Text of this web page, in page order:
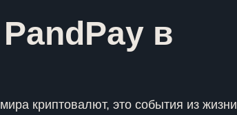
в
криптовалют, это события из жизни